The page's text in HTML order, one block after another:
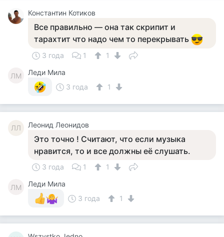
Константин Котиков
Все правильно — она так скрипит и
тарахтит что надо чем то перекрывать
3 года 1 1
ЛМ
Леди Мила
3 года
1
ЛЛ Леонид Леонидов
Это точно ! Считают, что если музыка
нравится, то и все должны её слушать.
3 года 1 1
ЛМ
Леди Мила
3 года
1